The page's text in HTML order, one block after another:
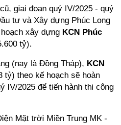
giai đoạn quý IV/2025 - quý
tư và Xây dựng Phúc Long
xây dựng KCN Phúc
tỷ).
(nay là Đồng Tháp), KCN
tỷ) theo kế hoạch sẽ hoàn
IV/2025 để tiến hành thi công
Mặt trời Miền Trung MK -